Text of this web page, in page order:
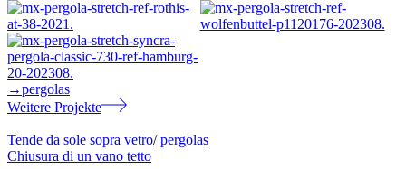
→pergolas
Weitere Projekte
Tende da sole sopra vetro/pergolas
Chiusura di un vano tetto